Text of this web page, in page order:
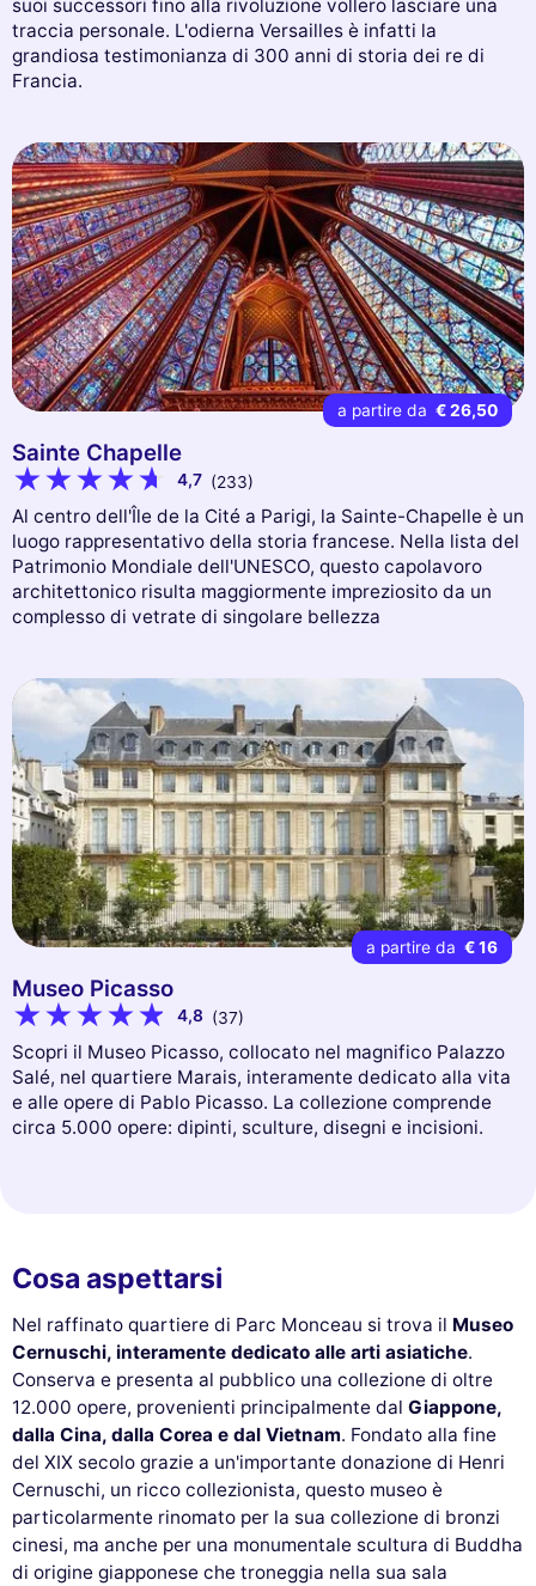
suoi successori fino alla rivoluzione vollero lasciare una
traccia personale. L'odierna Versailles è infatti la
grandiosa testimonianza di 300 anni di storia dei re di
Francia.
a partire da € 26,50
Sainte Chapelle
4,7 (233)
Al centro dell'Île de la Cité a Parigi, la Sainte-Chapelle è un
luogo rappresentativo della storia francese. Nella lista del
Patrimonio Mondiale dell'UNESCO, questo capolavoro
architettonico risulta maggiormente impreziosito da un
complesso di vetrate di singolare bellezza
a partire da € 16
Museo Picasso
4,8 (37)
Scopri il Museo Picasso, collocato nel magnifico Palazzo
Salé, nel quartiere Marais, interamente dedicato alla vita
e alle opere di Pablo Picasso. La collezione comprende
circa 5.000 opere: dipinti, sculture, disegni e incisioni.
Cosa aspettarsi
Nel raffinato quartiere di Parc Monceau si trova il Museo
Cernuschi, interamente dedicato alle arti asiatiche.
Conserva e presenta al pubblico una collezione di oltre
12.000 opere, provenienti principalmente dal Giappone,
dalla Cina, dalla Corea e dal Vietnam. Fondato alla fine
del XIX secolo grazie a un'importante donazione di Henri
Cernuschi, un ricco collezionista, questo museo è
particolarmente rinomato per la sua collezione di bronzi
cinesi, ma anche per una monumentale scultura di Buddha
di origine giapponese che troneggia nella sua sala